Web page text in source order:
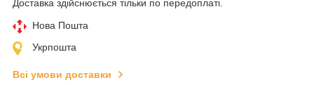
Доставка здійснюється тільки по передоплаті.
Нова Пошта
Укрпошта
Всі умови доставки